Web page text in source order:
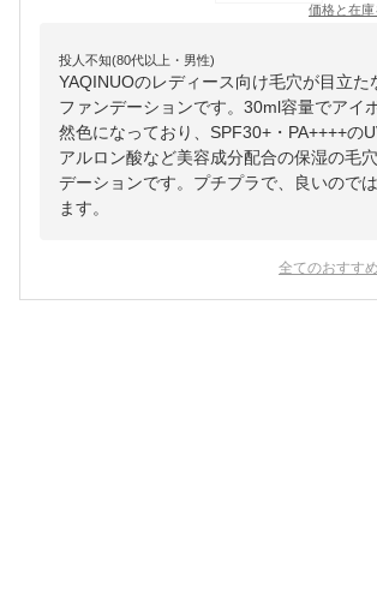
価格と在庫
投人不知(80代以上・男性)
YAQINUOのレディース向け毛穴が目立た
ファンデーションです。30ml容量でアイ
然色になっており、SPF30+・PA++++の
アルロン酸など美容成分配合の保湿の毛
デーションです。プチプラで、良いので
ます。
全てのおすす